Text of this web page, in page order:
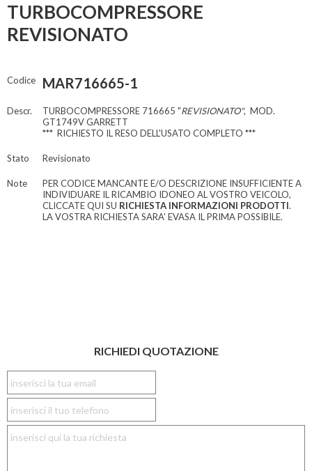
TURBOCOMPRESSORE
REVISIONATO
Codice MAR716665-1
Descr. TURBOCOMPRESSORE 716665 "REVISIONATO", MOD.
GT1749V GARRETT
*** RICHIESTO IL RESO DELL'USATO COMPLETO ***
Stato Revisionato
Note
PER CODICE MANCANTE E/O DESCRIZIONE INSUFFICIENTE A
INDIVIDUARE IL RICAMBIO IDONEO AL VOSTRO VEICOLO,
CLICCATE QUI SU RICHIESTA INFORMAZIONI PRODOTTI.
LA VOSTRA RICHIESTA SARA' EVASA IL PRIMA POSSIBILE.
RICHIEDI QUOTAZIONE